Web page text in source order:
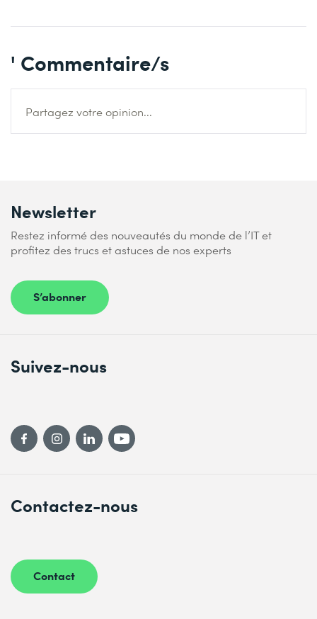
' Commentaire/s
Partagez votre opinion...
Newsletter
Restez informé des nouveautés du monde de l’IT et
profitez des trucs et astuces de nos experts
S’abonner
Contactez-nous
Contact
Suivez-nous